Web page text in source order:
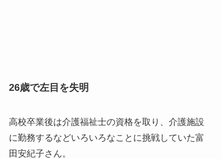
26歳で左目を失明
高校卒業後は介護福祉士の資格を取り、介護施設
に勤務するなどいろいろなことに挑戦していた富
田安紀子さん。